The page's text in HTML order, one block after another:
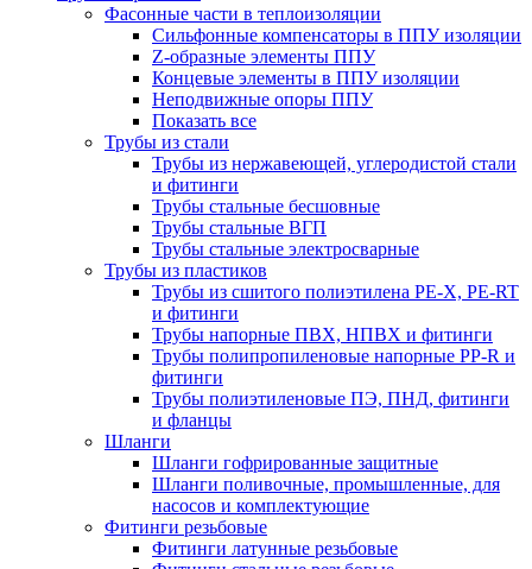
Фасонные части в теплоизоляции
Cильфонные компенсаторы в ППУ изоляции
Z-образные элементы ППУ
Концевые элементы в ППУ изоляции
Неподвижные опоры ППУ
Показать все
Трубы из стали
Трубы из нержавеющей, углеродистой стали
и фитинги
Трубы стальные бесшовные
Трубы стальные ВГП
Трубы стальные электросварные
Трубы из пластиков
Трубы из сшитого полиэтилена PE-X, PE-RT
и фитинги
Трубы напорные ПВХ, НПВХ и фитинги
Трубы полипропиленовые напорные PP-R и
фитинги
Трубы полиэтиленовые ПЭ, ПНД, фитинги
и фланцы
Шланги
Шланги гофрированные защитные
Шланги поливочные, промышленные, для
насосов и комплектующие
Фитинги резьбовые
Фитинги латунные резьбовые